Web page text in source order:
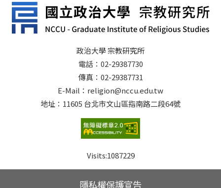
政治大學 宗教研究所
電話：02-29387730
傳真：02-29387731
E-Mail：religion@nccu.edu.tw
地址：11605 台北市文山區指南路二段64號
Visits:1087229
隱私權保護宣告